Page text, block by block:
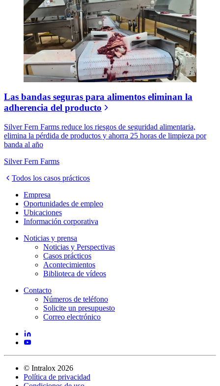
Las bandas seguras para alimentos eliminan la
adherencia del producto
Silver Fern Farms reduce los riesgos de seguridad alimentaria,
elimina la pérdida de productos y ahorra 25 horas de limpieza por
banda al año
Silver Fern Farms
Todos los casos prácticos
Empresa
Oportunidades de empleo
Ubicaciones
Información corporativa
Noticias y prensa
Noticias y Perspectivas
Casos prácticos
Acontecimientos
Biblioteca de vídeos
Contacto
Números de teléfono
Solicite un presupuesto
Correo electrónico
© Intralox 2026
Política de privacidad